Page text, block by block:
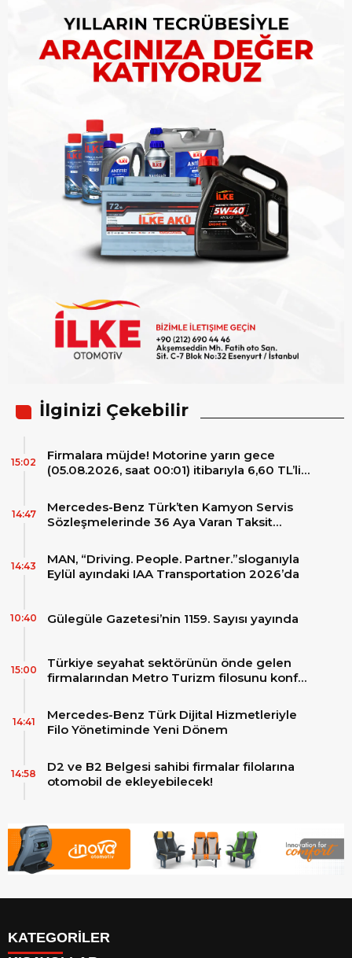
İlginizi Çekebilir
Firmalara müjde! Motorine yarın gece
(05.08.2026, saat 00:01) itibarıyla 6,60 TL’lik
15:02
Mercedes-Benz Türk’ten Kamyon Servis
Sözleşmelerinde 36 Aya Varan Taksit
14:47
MAN, “Driving. People. Partner.”sloganıyla
Eylül ayındaki IAA Transportation 2026’da
14:43
Gülegüle Gazetesi’nin 1159. Sayısı yayında
10:40
Türkiye seyahat sektörünün önde gelen
firmalarından Metro Turizm filosunu konfor
MAN Skyliner ile güçlendirdi!
15:00
Mercedes-Benz Türk Dijital Hizmetleriyle
Filo Yönetiminde Yeni Dönem
14:41
D2 ve B2 Belgesi sahibi firmalar filolarına
otomobil de ekleyebilecek!
14:58
KATEGORİLER